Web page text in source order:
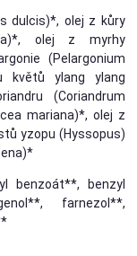
dulcis)*, olej z kůry
olej z myrhy
(Pelargonium
květů ylang ylang
(Coriandrum
mariana)*, olej z
yzopu (Hyssopus)
benzoát**, benzyl
farnezol**,